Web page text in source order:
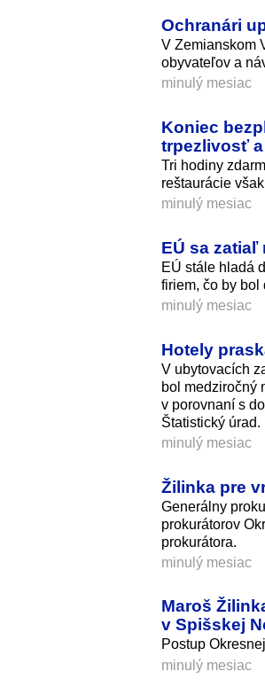
Ochranári
V Zemianskom
obyvateľov a
minulý mesiac
Koniec
trpezlivosť
Tri hodiny
reštaurácie
minulý mesiac
EÚ sa
EÚ stále hladá
firiem, čo by bol
minulý mesiac
Hotely
V ubytovacích
bol medziročný
v porovnaní s
Štatistický úrad.
minulý mesiac
Žilinka pre
Generálny
prokurátorov
prokurátora.
minulý mesiac
Maroš
v Spišskej
Postup
minulý mesiac